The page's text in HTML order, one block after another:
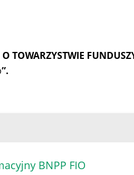
O TOWARZYSTWIE
”.
BNPP FIO